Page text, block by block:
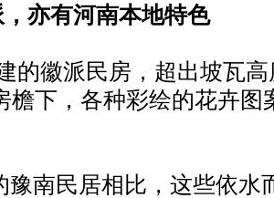
亦有河南本地特色
徽派民房，超出坡瓦高
檐下，各种彩绘的花卉图
南民居相比，这些依水